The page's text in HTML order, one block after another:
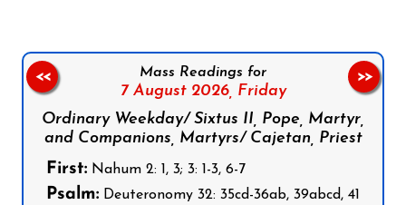
Mass Readings for
7 August 2026, Friday
Ordinary Weekday/ Sixtus II, Pope, Martyr,
and Companions, Martyrs/ Cajetan, Priest
First: Nahum 2: 1, 3; 3: 1-3, 6-7
Psalm: Deuteronomy 32: 35cd-36ab, 39abcd, 41
<< >>